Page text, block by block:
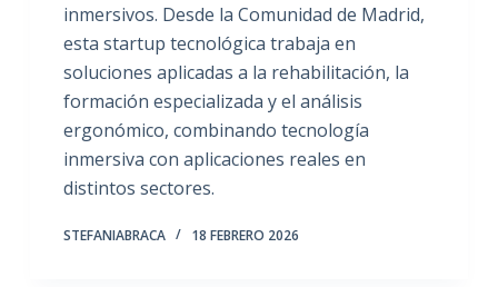
inmersivos. Desde la Comunidad de Madrid,
esta startup tecnológica trabaja en
soluciones aplicadas a la rehabilitación, la
formación especializada y el análisis
ergonómico, combinando tecnología
inmersiva con aplicaciones reales en
distintos sectores.
STEFANIABRACA 18 FEBRERO 2026